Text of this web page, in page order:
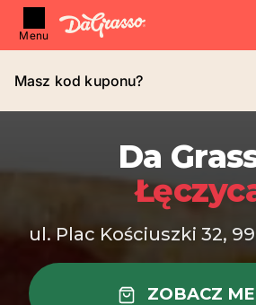
Menu
Masz kod kuponu?
Da
ul. Plac Kościuszki 32,
ZOBACZ